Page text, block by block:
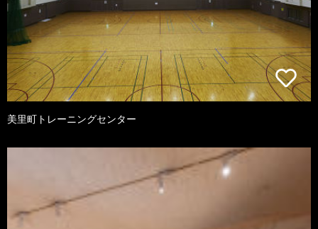
美里町トレーニングセンター